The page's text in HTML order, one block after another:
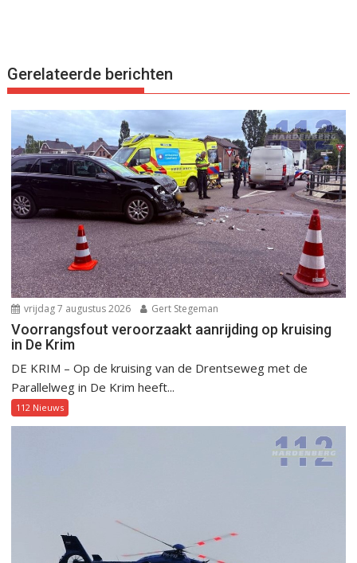
Gerelateerde berichten
vrijdag 7 augustus 2026 Gert Stegeman
Voorrangsfout veroorzaakt aanrijding op kruising
in De Krim
DE KRIM – Op de kruising van de Drentseweg met de
Parallelweg in De Krim heeft...
112 Nieuws